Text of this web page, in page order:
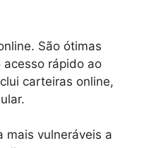
São ótimas
rápido ao
carteiras online,
mais vulneráveis a